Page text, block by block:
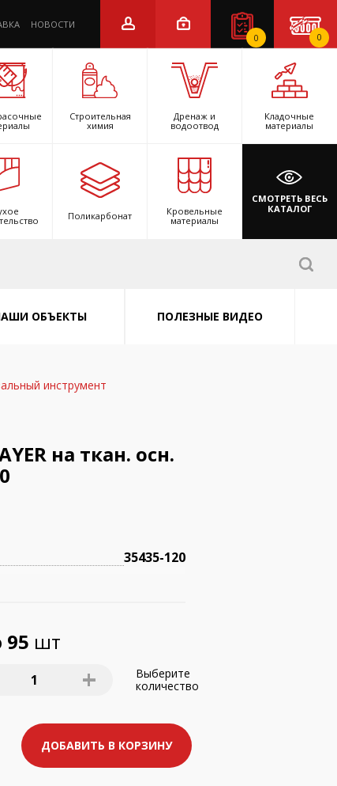
НОВОСТИ
0 0
Строительная
химия
Дренаж и
водоотвод
Кладочные
материалы
Поликарбонат
Кровельные
материалы
СМОТРЕТЬ ВЕСЬ
КАТАЛОГ
ОБЪЕКТЫ ПОЛЕЗНЫЕ ВИДЕО
инструмент
на ткан. осн.
35435-120
95 шт
1 +
Выберите
количество
ДОБАВИТЬ В КОРЗИНУ